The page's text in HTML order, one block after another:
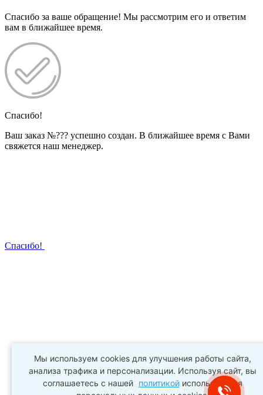
Спасибо за ваше обращение! Мы рассмотрим его и ответим
вам в ближайшее время.
Спасибо!
Ваш заказ №??? успешно создан. В ближайшее время с Вами
свяжется наш менеджер.
Спасибо!
Мы используем cookies для улучшения работы сайта,
анализа трафика и персонализации. Используя сайт, вы
соглашаетесь с нашей политикойиспользования